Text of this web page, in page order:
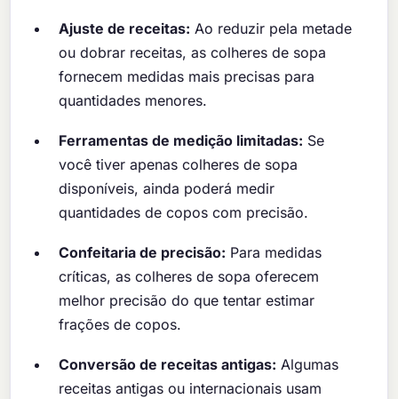
Ajuste de receitas: Ao reduzir pela metade
ou dobrar receitas, as colheres de sopa
fornecem medidas mais precisas para
quantidades menores.
Ferramentas de medição limitadas: Se
você tiver apenas colheres de sopa
disponíveis, ainda poderá medir
quantidades de copos com precisão.
Confeitaria de precisão: Para medidas
críticas, as colheres de sopa oferecem
melhor precisão do que tentar estimar
frações de copos.
Conversão de receitas antigas: Algumas
receitas antigas ou internacionais usam